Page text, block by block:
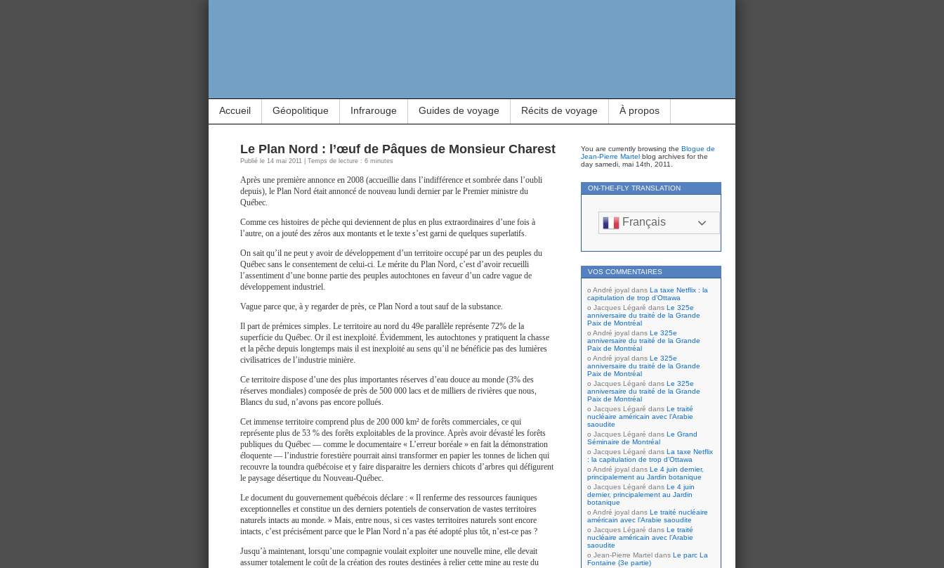
Accueil Géopolitique Infrarouge Guides de voyage Récits de voyage À propos
Le Plan Nord : l’œuf de Pâques de Monsieur Charest
Publié le 14 mai 2011 | Temps de lecture : 6 minutes
Après une première annonce en 2008 (accueillie dans l’indifférence et sombrée dans l’oubli
depuis), le Plan Nord était annoncé de nouveau lundi dernier par le Premier ministre du
Québec.
Comme ces histoires de pèche qui deviennent de plus en plus extraordinaires d’une fois à
l’autre, on a jouté des zéros aux montants et le texte s’est garni de quelques superlatifs.
On sait qu’il ne peut y avoir de développement d’un territoire occupé par un des peuples du
Québec sans le consentement de celui-ci. Le mérite du Plan Nord, c’est d’avoir recueilli
l’assentiment d’une bonne partie des peuples autochtones en faveur d’un cadre vague de
développement industriel.
Vague parce que, à y regarder de près, ce Plan Nord a tout sauf de la substance.
Il part de prémices simples. Le territoire au nord du 49e parallèle représente 72% de la
superficie du Québec. Or il est inexploité. Évidemment, les autochtones y pratiquent la chasse
et la pêche depuis longtemps mais il est inexploité au sens qu’il ne bénéficie pas des lumières
civilisatrices de l’industrie minière.
Ce territoire dispose d’une des plus importantes réserves d’eau douce au monde (3% des
réserves mondiales) composée de près de 500 000 lacs et de milliers de rivières que nous,
Blancs du sud, n’avons pas encore pollués.
Cet immense territoire comprend plus de 200 000 km² de forêts commerciales, ce qui
représente plus de 53 % des forêts exploitables de la province. Après avoir dévasté les forêts
publiques du Québec — comme le documentaire « L’erreur boréale » en fait la démonstration
éloquente — l’industrie forestière pourrait ainsi transformer en papier les tonnes de lichen qui
recouvre la toundra québécoise et y faire disparaitre les derniers chicots d’arbres qui défigurent
le paysage désertique du Nouveau-Québec.
Le document du gouvernement québécois déclare : « Il renferme des ressources fauniques
exceptionnelles et constitue un des derniers potentiels de conservation de vastes territoires
naturels intacts au monde. » Mais, entre nous, si ces vastes territoires naturels sont encore
intacts, c’est précisément parce que le Plan Nord n’a pas été adopté plus tôt, n’est-ce pas ?
Jusqu’à maintenant, lorsqu’une compagnie voulait exploiter une nouvelle mine, elle devait
assumer totalement le coût de la création des routes destinées à relier cette mine au reste du
You are currently browsing the Blogue de
Jean-Pierre Martel blog archives for the
day samedi, mai 14th, 2011.
ON-THE-FLY TRANSLATION
Français
VOS COMMENTAIRES
André joyal dans La taxe Netflix : la
capitulation de trop d’Ottawa
Jacques Légaré dans Le 325e
anniversaire du traité de la Grande
Paix de Montréal
André joyal dans Le 325e
anniversaire du traité de la Grande
Paix de Montréal
André joyal dans Le 325e
anniversaire du traité de la Grande
Paix de Montréal
Jacques Légaré dans Le 325e
anniversaire du traité de la Grande
Paix de Montréal
Jacques Légaré dans Le traité
nucléaire américain avec l’Arabie
saoudite
Jacques Légaré dans Le Grand
Séminaire de Montréal
Jacques Légaré dans La taxe Netflix
: la capitulation de trop d’Ottawa
André joyal dans Le 4 juin dernier,
principalement au Jardin botanique
Jacques Légaré dans Le 4 juin
dernier, principalement au Jardin
botanique
André joyal dans Le traité nucléaire
américain avec l’Arabie saoudite
Jacques Légaré dans Le traité
nucléaire américain avec l’Arabie
saoudite
Jean-Pierre Martel dans Le parc La
Fontaine (3e partie)